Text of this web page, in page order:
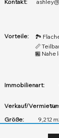
Kontakt:
Vorteile:
🏞️
📏
🏪
Immobilienart:
Verkauf/
Größe:
9,212